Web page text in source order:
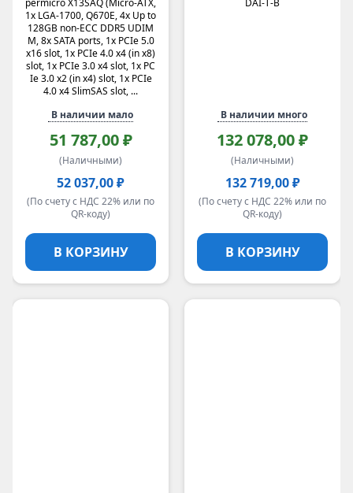
permicro X13SAQ (Micro-ATX,
1x LGA-1700, Q670E, 4x Up to
128GB non-ECC DDR5 UDIM
M, 8x SATA ports, 1x PCIe 5.0
x16 slot, 1x PCIe 4.0 x4 (in x8)
slot, 1x PCIe 3.0 x4 slot, 1x PC
Ie 3.0 x2 (in x4) slot, 1x PCIe
4.0 x4 SlimSAS slot, ...
В наличии мало
51 787,00 ₽
(Наличными)
52 037,00 ₽
(По счету с НДС 22% или по
QR-коду)
В КОРЗИНУ
DAI-T-B
В наличии много
132 078,00 ₽
(Наличными)
132 719,00 ₽
(По счету с НДС 22% или по
QR-коду)
В КОРЗИНУ